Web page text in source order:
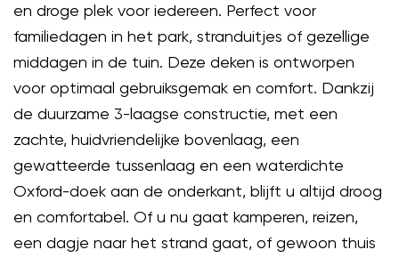
en droge plek voor iedereen. Perfect voor
familiedagen in het park, stranduitjes of gezellige
middagen in de tuin. Deze deken is ontworpen
voor optimaal gebruiksgemak en comfort. Dankzij
de duurzame 3-laagse constructie, met een
zachte, huidvriendelijke bovenlaag, een
gewatteerde tussenlaag en een waterdichte
Oxford-doek aan de onderkant, blijft u altijd droog
en comfortabel. Of u nu gaat kamperen, reizen,
een dagje naar het strand gaat, of gewoon thuis